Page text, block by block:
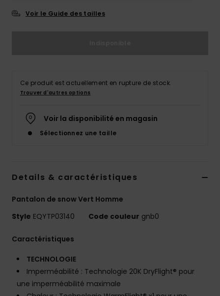
Voir le Guide des tailles
Ce produit est actuellement en rupture de stock.
Trouver d'autres options
Voir la disponibilité en magasin
Sélectionnez une taille
Details & caractéristiques
Pantalon de snow Vert Homme
Style EQYTP03140 Code couleur gnb0
Caractéristiques
TECHNOLOGIE
Imperméabilité : Technologie 20K DryFlight® pour
une imperméabilité maximale